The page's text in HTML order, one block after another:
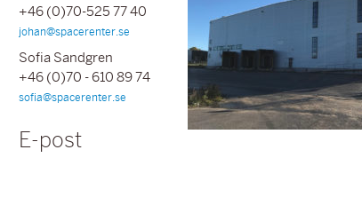
+46 (0)70-525 77 40
johan@spacerenter.se
Sofia Sandgren
+46 (0)70 - 610 89 74
sofia@spacerenter.se
E-post